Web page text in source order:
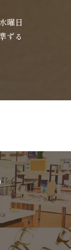
曜日
ずる